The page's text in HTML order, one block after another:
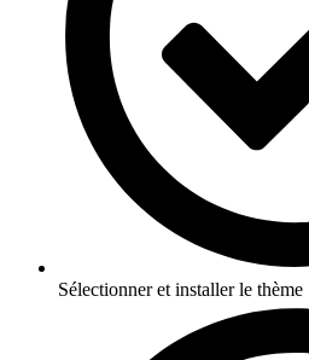
Sélectionner et installer le thème